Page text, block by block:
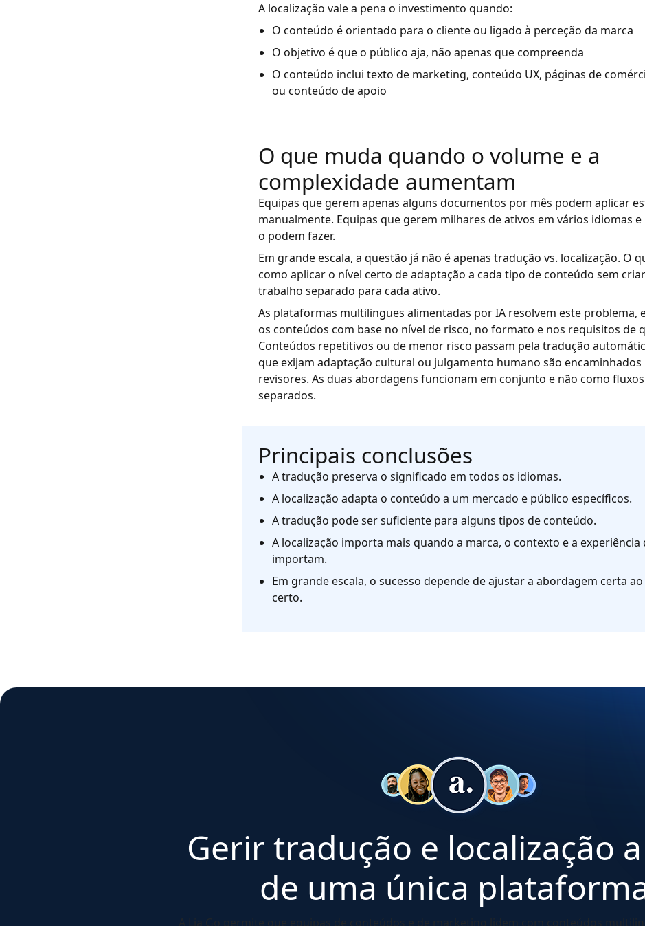
A localização vale a pena o investimento quando:
O conteúdo é orientado para o cliente ou ligado à perceção da marca
O objetivo é que o público aja, não apenas que compreenda
O conteúdo inclui texto de marketing, conteúdo UX, páginas de
ou conteúdo de apoio
O que muda quando o volume e a
complexidade aumentam
Equipas que gerem apenas alguns documentos por mês podem aplicar
manualmente. Equipas que gerem milhares de ativos em vários idiomas
o podem fazer.
Em grande escala, a questão já não é apenas tradução vs. localização. O
como aplicar o nível certo de adaptação a cada tipo de conteúdo sem
trabalho separado para cada ativo.
As plataformas multilingues alimentadas por IA resolvem este problema,
os conteúdos com base no nível de risco, no formato e nos requisitos de
Conteúdos repetitivos ou de menor risco passam pela tradução
que exijam adaptação cultural ou julgamento humano são encaminhados
revisores. As duas abordagens funcionam em conjunto e não como
separados.
Principais conclusões
A tradução preserva o significado em todos os idiomas.
A localização adapta o conteúdo a um mercado e público específicos.
A tradução pode ser suficiente para alguns tipos de conteúdo.
A localização importa mais quando a marca, o contexto e a
importam.
Em grande escala, o sucesso depende de ajustar a abordagem certa
certo.
Gerir tradução e localização
de uma única